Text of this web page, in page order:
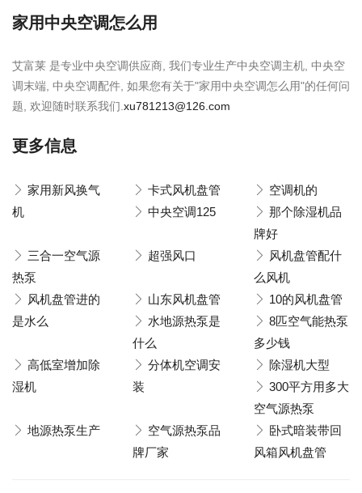
家用中央空调怎么用
艾富莱 是专业中央空调供应商, 我们专业生产中央空调主机, 中央空
调末端, 中央空调配件, 如果您有关于"家用中央空调怎么用"的任何问
题, 欢迎随时联系我们. xu781213@126.com
更多信息
家用新风换气
机
卡式风机盘管
空调机的
中央空调125
那个除湿机品
牌好
三合一空气源
热泵
超强风口
风机盘管配什
么风机
风机盘管进的
是水么
山东风机盘管
10的风机盘管
水地源热泵是
什么
8匹空气能热泵
多少钱
高低室增加除
湿机
分体机空调安
装
除湿机大型
300平方用多大
空气源热泵
地源热泵生产
空气源热泵品
牌厂家
卧式暗装带回
风箱风机盘管